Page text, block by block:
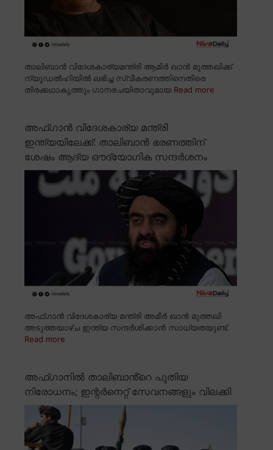
താലിബാൻ വിദേശകാര്യമന്ത്രി ആമിർ ഖാൻ മുത്തഖിക്ക്
ന്യൂഡൽഹിയിൽ ലഭിച്ച സ്വീകരണത്തിനെതിരെ
തിരക്കഥാകൃത്തും ഗാനരചയിതാവുമായ Read more
അഫ്ഗാൻ വിദേശകാര്യ മന്ത്രി
ഇന്ത്യയിലേക്ക്: താലിബാൻ ഭരണത്തിന്
ശേഷം ആദ്യ ഔദ്യോഗിക സന്ദർശനം
അഫ്ഗാൻ വിദേശകാര്യ മന്ത്രി അമീർ ഖാൻ മുത്തഖി
അടുത്തയാഴ്ച ഇന്ത്യ സന്ദർശിക്കാൻ സാധ്യതയുണ്ട്.
Read more
അഫ്ഗാനിൽ താലിബാൻ്റെ പുതിയ
നിരോധനം; ഇന്റർനെറ്റ് സേവനങ്ങളും വിലക്കി